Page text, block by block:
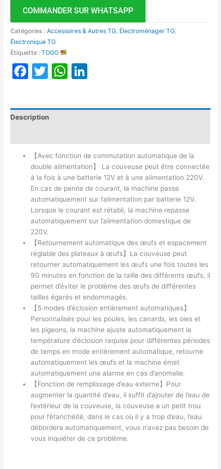
COMMANDER SUR WHATSAPP
Catégories :Accessoires & Autres TG Électroménager TG
Électronique TG
Étiquette :TOGO
Facebook
TwitterWhatsApp
Description
【Avec fonction de commutation automatique de la
double alimentation】 La couveuse peut être connectée
à la fois à une batterie 12V et à une alimentation 220V.
En cas de panne de courant, la machine passe
automatiquement sur l’alimentation par batterie 12V.
Lorsque le courant est rétabli, la machine repasse
automatiquement sur l’alimentation domestique de
220V.
【Retournement automatique des œufs et espacement
réglable des plateaux à œufs】La couveuse peut
retourner automatiquement les œufs une fois toutes les
90 minutes en fonction de la taille des différents œufs, il
permet d’éviter le problème des œufs de différentes
tailles égarés et endommagés.
【5 modes d’éclosion entièrement automatiques】
Personnalisés pour les poules, les canards, les oies et
les pigeons, la machine ajuste automatiquement la
température d’éclosion requise pour différentes périodes
de temps en mode entièrement automatique, retourne
automatiquement les œufs et la machine émet
automatiquement une alarme en cas d’anomalie.
【Fonction de remplissage d’eau externe】Pour
augmenter la quantité d’eau, il suffit d’ajouter de l’eau de
l’extérieur de la couveuse, la couveuse a un petit trou
pour l’étanchéité, dans le cas où il y a trop d’eau, l’eau
débordera automatiquement, vous n’avez pas besoin de
vous inquiéter de ce problème.